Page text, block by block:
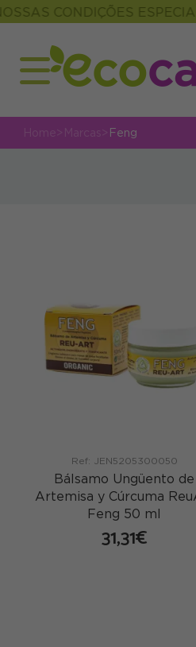
CONDIÇÕES ESPECIAIS
Home> Marcas > Feng
Ref: JEN5205300050
Bálsamo Ungüento de
Artemisa y Cúrcuma
Feng 50 ml
31,31€